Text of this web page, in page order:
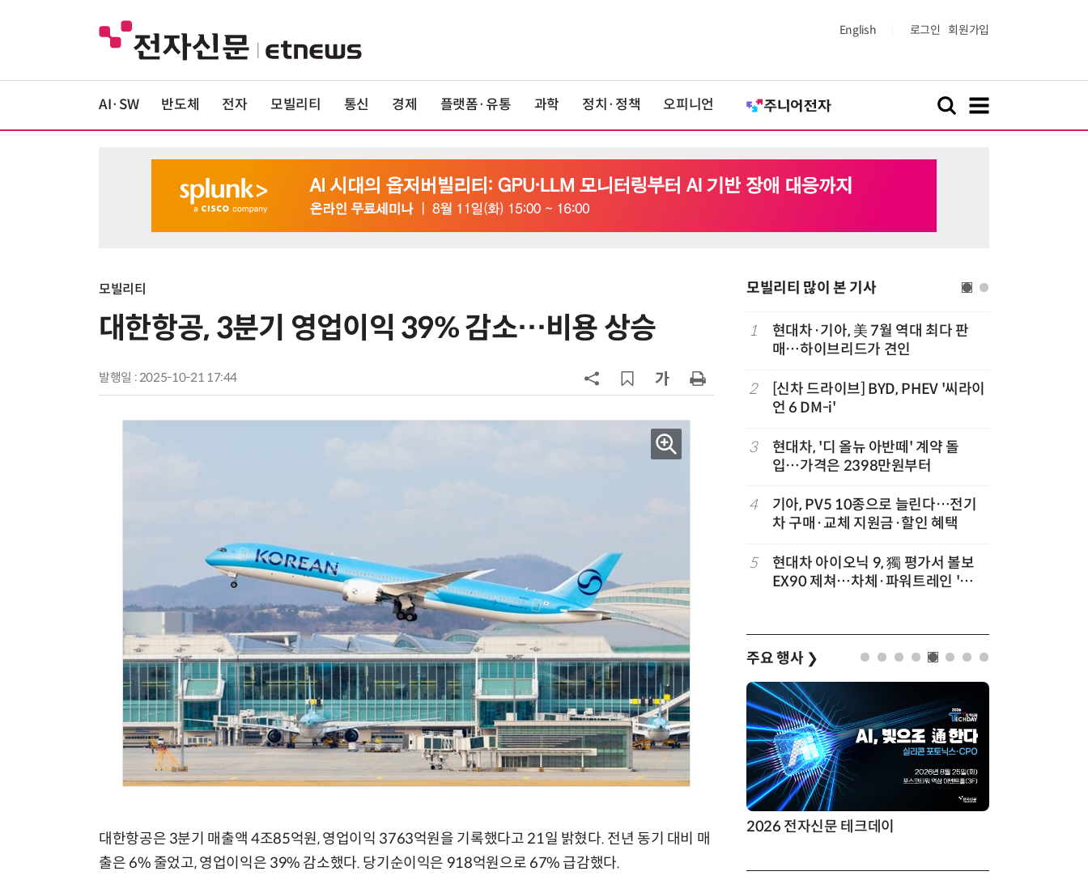
English 로그인 회원가입
AI·SW 반도체 전자 모빌리티 통신 경제 플랫폼·유통 과학 정치·정책 오피니언
모빌리티
대한항공, 3분기 영업이익 39% 감소…비용 상승
발행일 : 2025-10-21 17:44
대한항공은 3분기 매출액 4조85억원, 영업이익 3763억원을 기록했다고 21일 밝혔다. 전년 동기 대비 매
출은 6% 줄었고, 영업이익은 39% 감소했다. 당기순이익은 918억원으로 67% 급감했다.
모빌리티 많이 본 기사
6
중국산 車 수입 1년 새 2배…獨 제치
테슬라, 6개월 연속 수입차 1위 질주
[테크 차이나] 배터리 교체비가 찻값
넘었다…中 전기차 재활용 체계 시
10 대한항공, 美 아처와 '군용 AAM' 개
발…국산화 발판
1
현대차·기아, 美 7월 역대 최다 판
매…하이브리드가 견인
2
[신차 드라이브] BYD, PHEV '씨라이
언 6 DM-i'
3
현대차, '디 올뉴 아반떼' 계약 돌
입…가격은 2398만원부터
4
기아, PV5 10종으로 늘린다…전기
차 구매·교체 지원금·할인 혜택
5
현대차 아이오닉 9, 獨 평가서 볼보
EX90 제쳐…차체·파워트레인 '우
주요 행사 ❯
2026 전자신문 테크데이